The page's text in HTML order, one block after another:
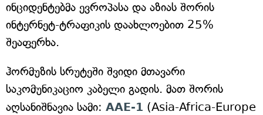
ინციდენტებმა ევროპასა და აზიას შორის
ინტერნეტ-ტრაფიკის დაახლოებით 25%
შეაფერხა.
ჰორმუზის სრუტეში შვიდი მთავარი
საკომუნიკაციო კაბელი გადის. მათ შორის
აღსანიშნავია სამი: AAE-1 (Asia-Africa-Europe